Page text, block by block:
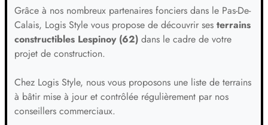
Grâce à nos nombreux partenaires fonciers dans le Pas-De-
Calais, Logis Style vous propose de découvrir ses terrains
constructibles Lespinoy (62) dans le cadre de votre
projet de construction.
Chez Logis Style, nous vous proposons une liste de terrains
à bâtir mise à jour et contrôlée régulièrement par nos
conseillers commerciaux.